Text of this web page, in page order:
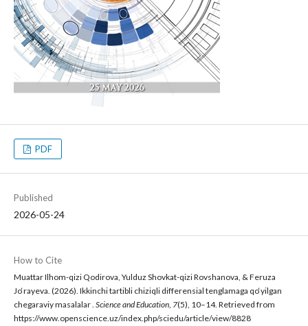
PDF
Published
2026-05-24
How to Cite
Muattar Ilhom-qizi Qodirova, Yulduz Shovkat-qizi Rovshanova, & Feruza
Jo‘rayeva. (2026). Ikkinchi tartibli chiziqli differensial tenglamaga qo‘yilgan
chegaraviy masalalar . Science and Education, 7(5), 10–14. Retrieved from
https://www.openscience.uz/index.php/sciedu/article/view/8828